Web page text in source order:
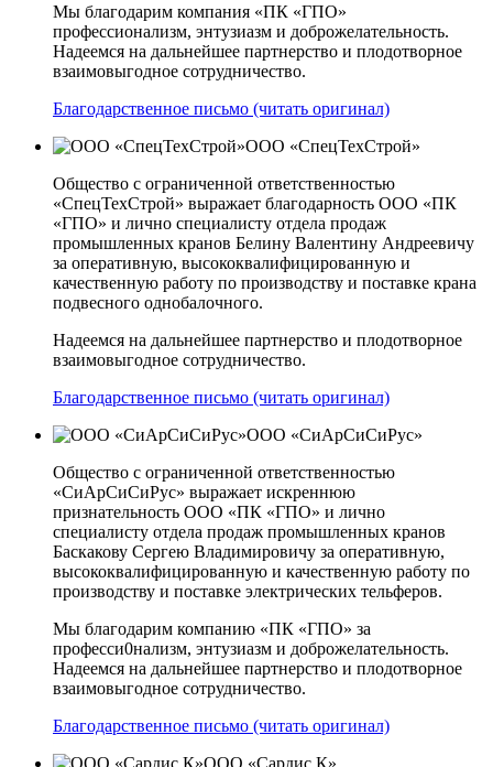
Мы благодарим компания «ПК «ГПО»
профессионализм, энтузиазм и доброжелательность.
Надеемся на дальнейшее партнерство и плодотворное
взаимовыгодное сотрудничество.
Благодарственное письмо (читать оригинал)
ООО «СпецТехСтрой»
Общество с ограниченной ответственностью
«СпецТехСтрой» выражает благодарность ООО «ПК
«ГПО» и лично специалисту отдела продаж
промышленных кранов Белину Валентину Андреевичу
за оперативную, высококвалифицированную и
качественную работу по производству и поставке крана
подвесного однобалочного.
Надеемся на дальнейшее партнерство и плодотворное
взаимовыгодное сотрудничество.
Благодарственное письмо (читать оригинал)
ООО «СиАрСиСиРус»
Общество с ограниченной ответственностью
«СиАрСиСиРус» выражает искреннюю
признательность ООО «ПК «ГПО» и лично
специалисту отдела продаж промышленных кранов
Баскакову Сергею Владимировичу за оперативную,
высококвалифицированную и качественную работу по
производству и поставке электрических тельферов.
Мы благодарим компанию «ПК «ГПО» за
професси0нализм, энтузиазм и доброжелательность.
Надеемся на дальнейшее партнерство и плодотворное
взаимовыгодное сотрудничество.
Благодарственное письмо (читать оригинал)
ООО «Сардис К»